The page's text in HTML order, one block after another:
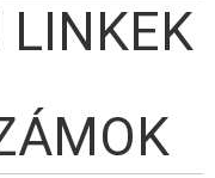
LINKEK